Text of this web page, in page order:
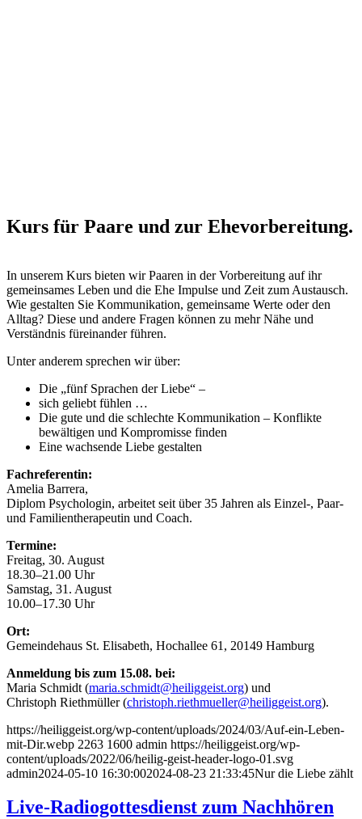
Kurs für Paare und zur Ehevorbereitung.
In unserem Kurs bieten wir Paaren in der Vorbereitung auf ihr
gemeinsames Leben und die Ehe Impulse und Zeit zum Austausch.
Wie gestalten Sie Kommunikation, gemeinsame Werte oder den
Alltag? Diese und andere Fragen können zu mehr Nähe und
Verständnis füreinander führen.
Unter anderem sprechen wir über:
Die „fünf Sprachen der Liebe“ –
sich geliebt fühlen …
Die gute und die schlechte Kommunikation – Konflikte
bewältigen und Kompromisse finden
Eine wachsende Liebe gestalten
Fachreferentin:
Amelia Barrera,
Diplom Psychologin, arbeitet seit über 35 Jahren als Einzel-, Paar-
und Familientherapeutin und Coach.
Termine:
Freitag, 30. August
18.30–21.00 Uhr
Samstag, 31. August
10.00–17.30 Uhr
Ort:
Gemeindehaus St. Elisabeth, Hochallee 61, 20149 Hamburg
Anmeldung bis zum 15.08. bei:
Maria Schmidt (maria.schmidt@heiliggeist.org) und
Christoph Riethmüller (christoph.riethmueller@heiliggeist.org).
https://heiliggeist.org/wp-content/uploads/2024/03/Auf-ein-Leben-
mit-Dir.webp 2263 1600 admin https://heiliggeist.org/wp-
content/uploads/2022/06/heilig-geist-header-logo-01.svg
admin2024-05-10 16:30:002024-08-23 21:33:45Nur die Liebe zählt
Live-Radiogottesdienst zum Nachhören